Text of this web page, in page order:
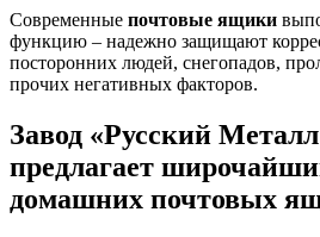
Современные почтовые ящики
функцию – надежно защищают
посторонних людей, снегопадов,
прочих негативных факторов.
Завод «Русский
предлагает
домашних почтовых